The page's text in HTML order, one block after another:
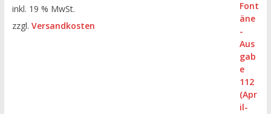
inkl. 19 % MwSt.
zzgl. Versandkosten